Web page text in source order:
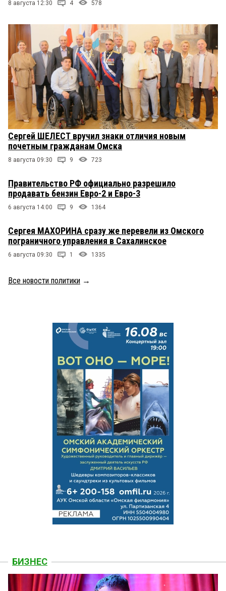
8 августа 12:30 4 578
Сергей ШЕЛЕСТ вручил знаки отличия новым
почетным гражданам Омска
8 августа 09:30 9 723
Правительство РФ официально разрешило
продавать бензин Евро-2 и Евро-3
6 августа 14:00 9 1364
Сергея МАХОРИНА сразу же перевели из Омского
пограничного управления в Сахалинское
6 августа 09:30 1 1335
Все новости политики →
БИЗНЕС